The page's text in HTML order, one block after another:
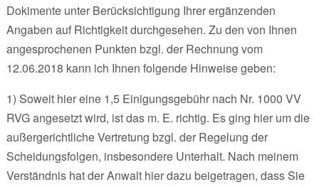
Dokimente unter Berücksichtigung Ihrer ergänzenden
Angaben auf Richtigkeit durchgesehen. Zu den von Ihnen
angesprochenen Punkten bzgl. der Rechnung vom
12.06.2018 kann ich Ihnen folgende Hinweise geben:
1) Soweit hier eine 1,5 Einigungsgebühr nach Nr. 1000 VV
RVG angesetzt wird, ist das m. E. richtig. Es ging hier um die
außergerichtliche Vertretung bzgl. der Regelung der
Scheidungsfolgen, insbesondere Unterhalt. Nach meinem
Verständnis hat der Anwalt hier dazu beigetragen, dass Sie